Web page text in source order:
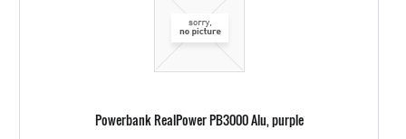
Powerbank RealPower PB3000 Alu, purple